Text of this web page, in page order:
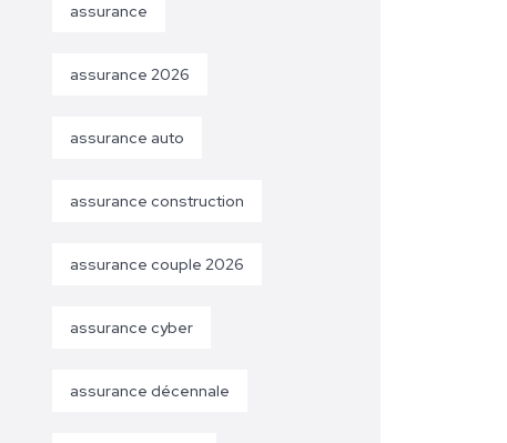
assurance
assurance 2026
assurance auto
assurance construction
assurance couple 2026
assurance cyber
assurance décennale